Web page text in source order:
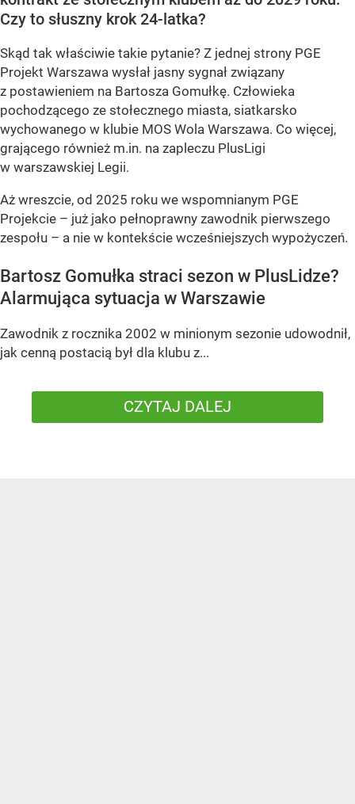
Czy to słuszny krok 24-latka?
Skąd tak właściwie takie pytanie? Z jednej strony PGE
Projekt Warszawa wysłał jasny sygnał związany
z postawieniem na Bartosza Gomułkę. Człowieka
pochodzącego ze stołecznego miasta, siatkarsko
wychowanego w klubie MOS Wola Warszawa. Co więcej,
grającego również m.in. na zapleczu PlusLigi
w warszawskiej Legii.
Aż wreszcie, od 2025 roku we wspomnianym PGE
Projekcie – już jako pełnoprawny zawodnik pierwszego
zespołu – a nie w kontekście wcześniejszych wypożyczeń.
Bartosz Gomułka straci sezon w PlusLidze?
Alarmująca sytuacja w Warszawie
Zawodnik z rocznika 2002 w minionym sezonie udowodnił,
jak cenną postacią był dla klubu z...
CZYTAJ DALEJ